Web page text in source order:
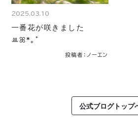
2025.03.10
一番花が咲きました
ꔛ‬ꕤ*｡ﾟ
投稿者：ノーエン
公式ブログトップ